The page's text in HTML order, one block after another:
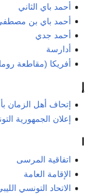
أحمد باي الثاني
أحمد باي بن
أحمد جدي
أدارسة
أفريكا (مقاطعة
إ
إتحاف أهل الزمان
إعلان الجمهورية
اتفاقية المرسى
الإقامة العامة
الاتحاد التونسي